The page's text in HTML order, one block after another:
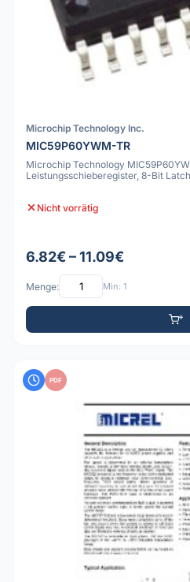
Microchip Technology Inc.
MIC59P60YWM-TR
Microchip Technology
Leistungsschieberegister, 8-Bit
Nicht vorrätig
6.82€ – 11.09€
Menge: Min: 1
PDF